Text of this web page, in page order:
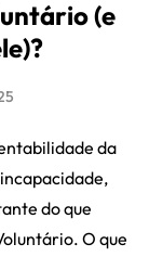
(e
da
do que
O que